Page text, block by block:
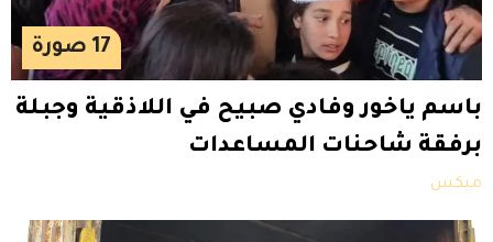
17 صورة
باسم ياخور وفادي صبيح في اللاذقية وجبلة
برفقة شاحنات المساعدات
ميكس